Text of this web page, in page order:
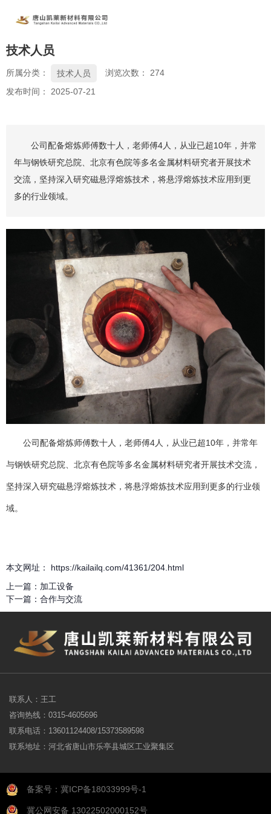
技术人员
所属分类： 技术人员 浏览次数： 274
发布时间： 2025-07-21
公司配备熔炼师傅数十人，老师傅4人，从业已超10年，并常
年与钢铁研究总院、北京有色院等多名金属材料研究者开展技术
交流，坚持深入研究磁悬浮熔炼技术，将悬浮熔炼技术应用到更
多的行业领域。
公司配备熔炼师傅数十人，老师傅4人，从业已超10年，并常年
与钢铁研究总院、北京有色院等多名金属材料研究者开展技术交流，
坚持深入研究磁悬浮熔炼技术，将悬浮熔炼技术应用到更多的行业领
域。
本文网址： https://kailailq.com/41361/204.html
上一篇： 加工设备
下一篇： 合作与交流
联系人：王工
咨询热线：0315-4605696
联系电话：13601124408/15373589598
联系地址：河北省唐山市乐亭县城区工业聚集区
备案号：冀ICP备18033999号-1
冀公网安备 13022502000152号